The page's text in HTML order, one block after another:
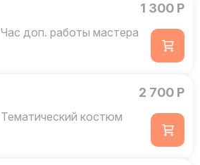
Час доп. работы мастера
1 300 Р
Тематический костюм
2 700 Р